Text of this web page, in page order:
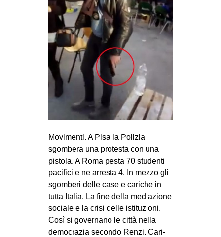
INTERNAZIONALE
AFRICA
AMERICHE
ESTREMO ORIENTE
EUROPA
MEDIO ORIENTE
MONDO
EVENTI
Fb
tw
bsky
Movimenti. A Pisa la Polizia
sgombera una protesta con una
pistola. A Roma pesta 70 studenti
pacifici e ne arresta 4. In mezzo gli
sgomberi delle case e cariche in
tutta Italia. La fine della mediazione
sociale e la crisi delle istituzioni.
Così si governano le città nella
democrazia secondo Renzi. Cari­